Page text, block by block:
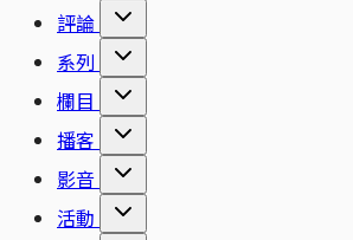
評論
系列
欄目
播客
影音
活動